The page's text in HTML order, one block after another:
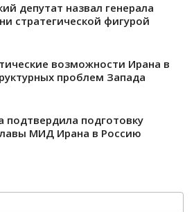
депутат назвал генерала
стратегической фигурой
возможности Ирана в
проблем Запада
подтвердила подготовку
МИД Ирана в Россию